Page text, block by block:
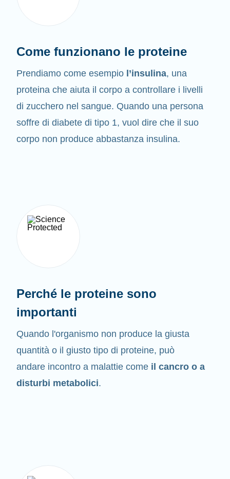
Come funzionano le proteine
Prendiamo come esempio l’insulina, una
proteina che aiuta il corpo a controllare i livelli
di zucchero nel sangue. Quando una persona
soffre di diabete di tipo 1, vuol dire che il suo
corpo non produce abbastanza insulina.
Perché le proteine sono
importanti
Quando l'organismo non produce la giusta
quantità o il giusto tipo di proteine, può
andare incontro a malattie come il cancro o a
disturbi metabolici.